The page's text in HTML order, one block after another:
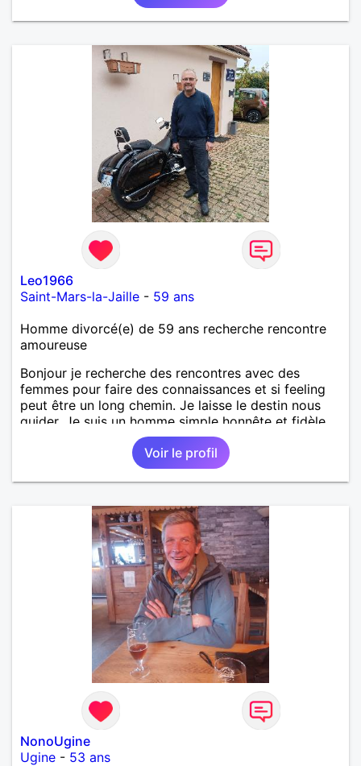
Leo1966
Saint-Mars-la-Jaille - 59 ans
Homme divorcé(e) de 59 ans recherche rencontre
amoureuse
Bonjour je recherche des rencontres avec des
femmes pour faire des connaissances et si feeling
peut être un long chemin. Je laisse le destin nous
guider. Je suis un homme simple honnête et fidèle.
Voir le profil
NonoUgine
Ugine - 53 ans